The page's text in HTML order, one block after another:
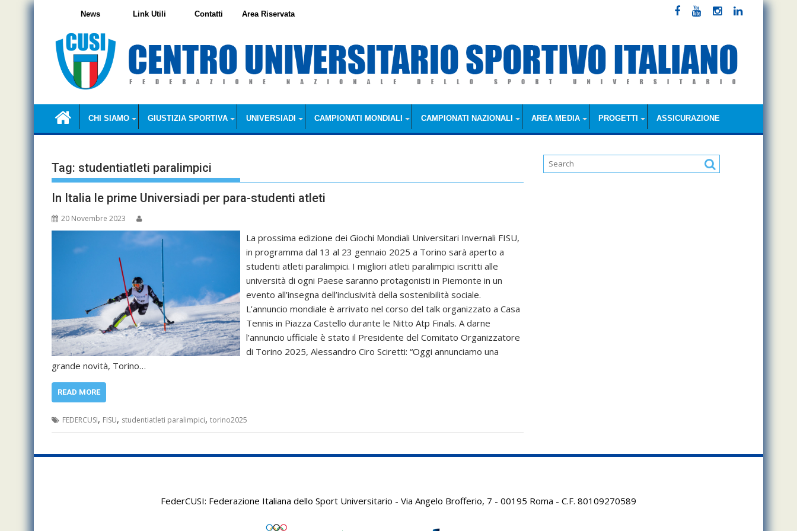
Skip
CHI SIAMO GIUSTIZIA SPORTIVA UNIVERSIADI CAMPIONATI MONDIALI CAMPIONATI NAZIONALI AREA MEDIA PROGETTI ASSICURAZIONE
News Link Utili Contatti Area Riservata
Tag: studentiatleti paralimpici
In Italia le prime Universiadi per para-studenti atleti
20 Novembre 2023
La prossima edizione dei Giochi Mondiali Universitari Invernali FISU,
in programma dal 13 al 23 gennaio 2025 a Torino sarà aperto a
studenti atleti paralimpici. I migliori atleti paralimpici iscritti alle
università di ogni Paese saranno protagonisti in Piemonte in un
evento all’insegna dell’inclusività della sostenibilità sociale.
L’annuncio mondiale è arrivato nel corso del talk organizzato a Casa
Tennis in Piazza Castello durante le Nitto Atp Finals. A darne
l’annuncio ufficiale è stato il Presidente del Comitato Organizzatore
di Torino 2025, Alessandro Ciro Sciretti: “Oggi annunciamo una
grande novità, Torino…
READ MORE
FEDERCUSI, FISU, studentiatleti paralimpici, torino2025
FederCUSI: Federazione Italiana dello Sport Universitario - Via Angelo Brofferio, 7 - 00195 Roma - C.F. 80109270589